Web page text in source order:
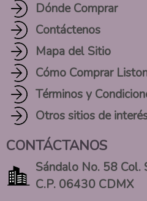
Dónde Comprar
Contáctenos
Mapa del Sitio
Cómo Comprar
Términos y
Otros sitios de
CONTÁCTANOS
Sándalo No. 58 Col.
C.P. 06430 CDMX